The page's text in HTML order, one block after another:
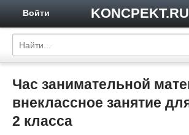
KONCPEKT.RU
Войти
Час занимательной
внеклассное занятие
2 класса